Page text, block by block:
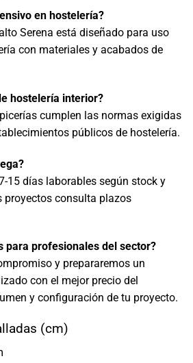
en hostelería?
Serena está diseñado para uso
con materiales y acabados de
hostelería interior?
cumplen las normas exigidas
públicos de hostelería.
15 días laborables según stock y
proyectos consulta plazos
para profesionales del sector?
y prepararemos un
con el mejor precio del
y configuración de tu proyecto.
(cm)